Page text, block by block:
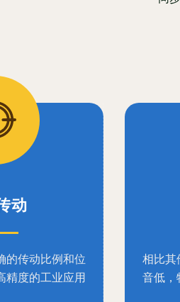
动
的传动比例和位
精度的工业应用
相比其
音低，